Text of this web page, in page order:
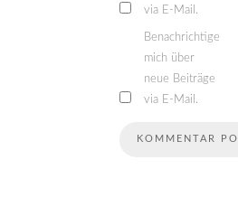
via E-Mail.
Benachrichtige
mich über
neue Beiträge
via E-Mail.